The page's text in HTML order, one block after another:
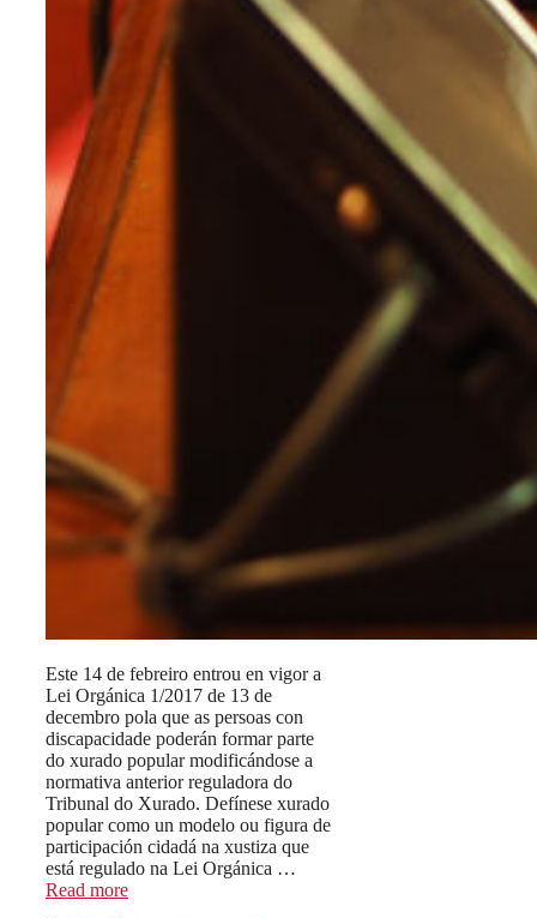
Este 14 de febreiro entrou en vigor a
Lei Orgánica 1/2017 de 13 de
decembro pola que as persoas con
discapacidade poderán formar parte
do xurado popular modificándose a
normativa anterior reguladora do
Tribunal do Xurado. Defínese xurado
popular como un modelo ou figura de
participación cidadá na xustiza que
está regulado na Lei Orgánica …
Read more